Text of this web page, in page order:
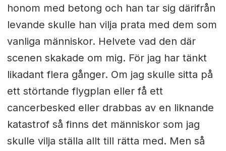
honom med betong och han tar sig därifrån
levande skulle han vilja prata med dem som
vanliga människor. Helvete vad den där
scenen skakade om mig. För jag har tänkt
likadant flera gånger. Om jag skulle sitta på
ett störtande flygplan eller få ett
cancerbesked eller drabbas av en liknande
katastrof så finns det människor som jag
skulle vilja ställa allt till rätta med. Men så